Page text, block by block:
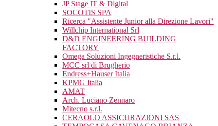
JP Stage IT & Digital
SOCOTIS SPA
Ricerca "Assistente Junior alla Direzione Lavori"
Willchip International Srl
D&D ENGINEERING BUILDING
FACTORY
Omega Soluzioni Ingegneristiche S.r.l.
MCC srl di Brugherio
Endress+Hauser Italia
KPMG Italia
AMAT
Arch. Luciano Zennaro
Mitecno s.r.l.
CERAOLO ASSICURAZIONI SAS